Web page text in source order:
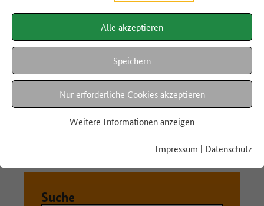
Alle akzeptieren
Speichern
Nur erforderliche Cookies akzeptieren
Weitere Informationen anzeigen
Impressum | Datenschutz
Werkzeuge
Hier finden Sie Instrumente zur Reduzierung von Lebensmittelabfällen:
Checklisten, Kalkulationstabellen, Schulungsmaterial, Flyer, Leitfäden,
Apps. Sie können nach Schlagworten, Kategorien und Formaten gefiltert
Suche